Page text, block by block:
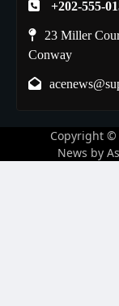
+202-555-
23 Miller
Conway
Copyright ©
News by